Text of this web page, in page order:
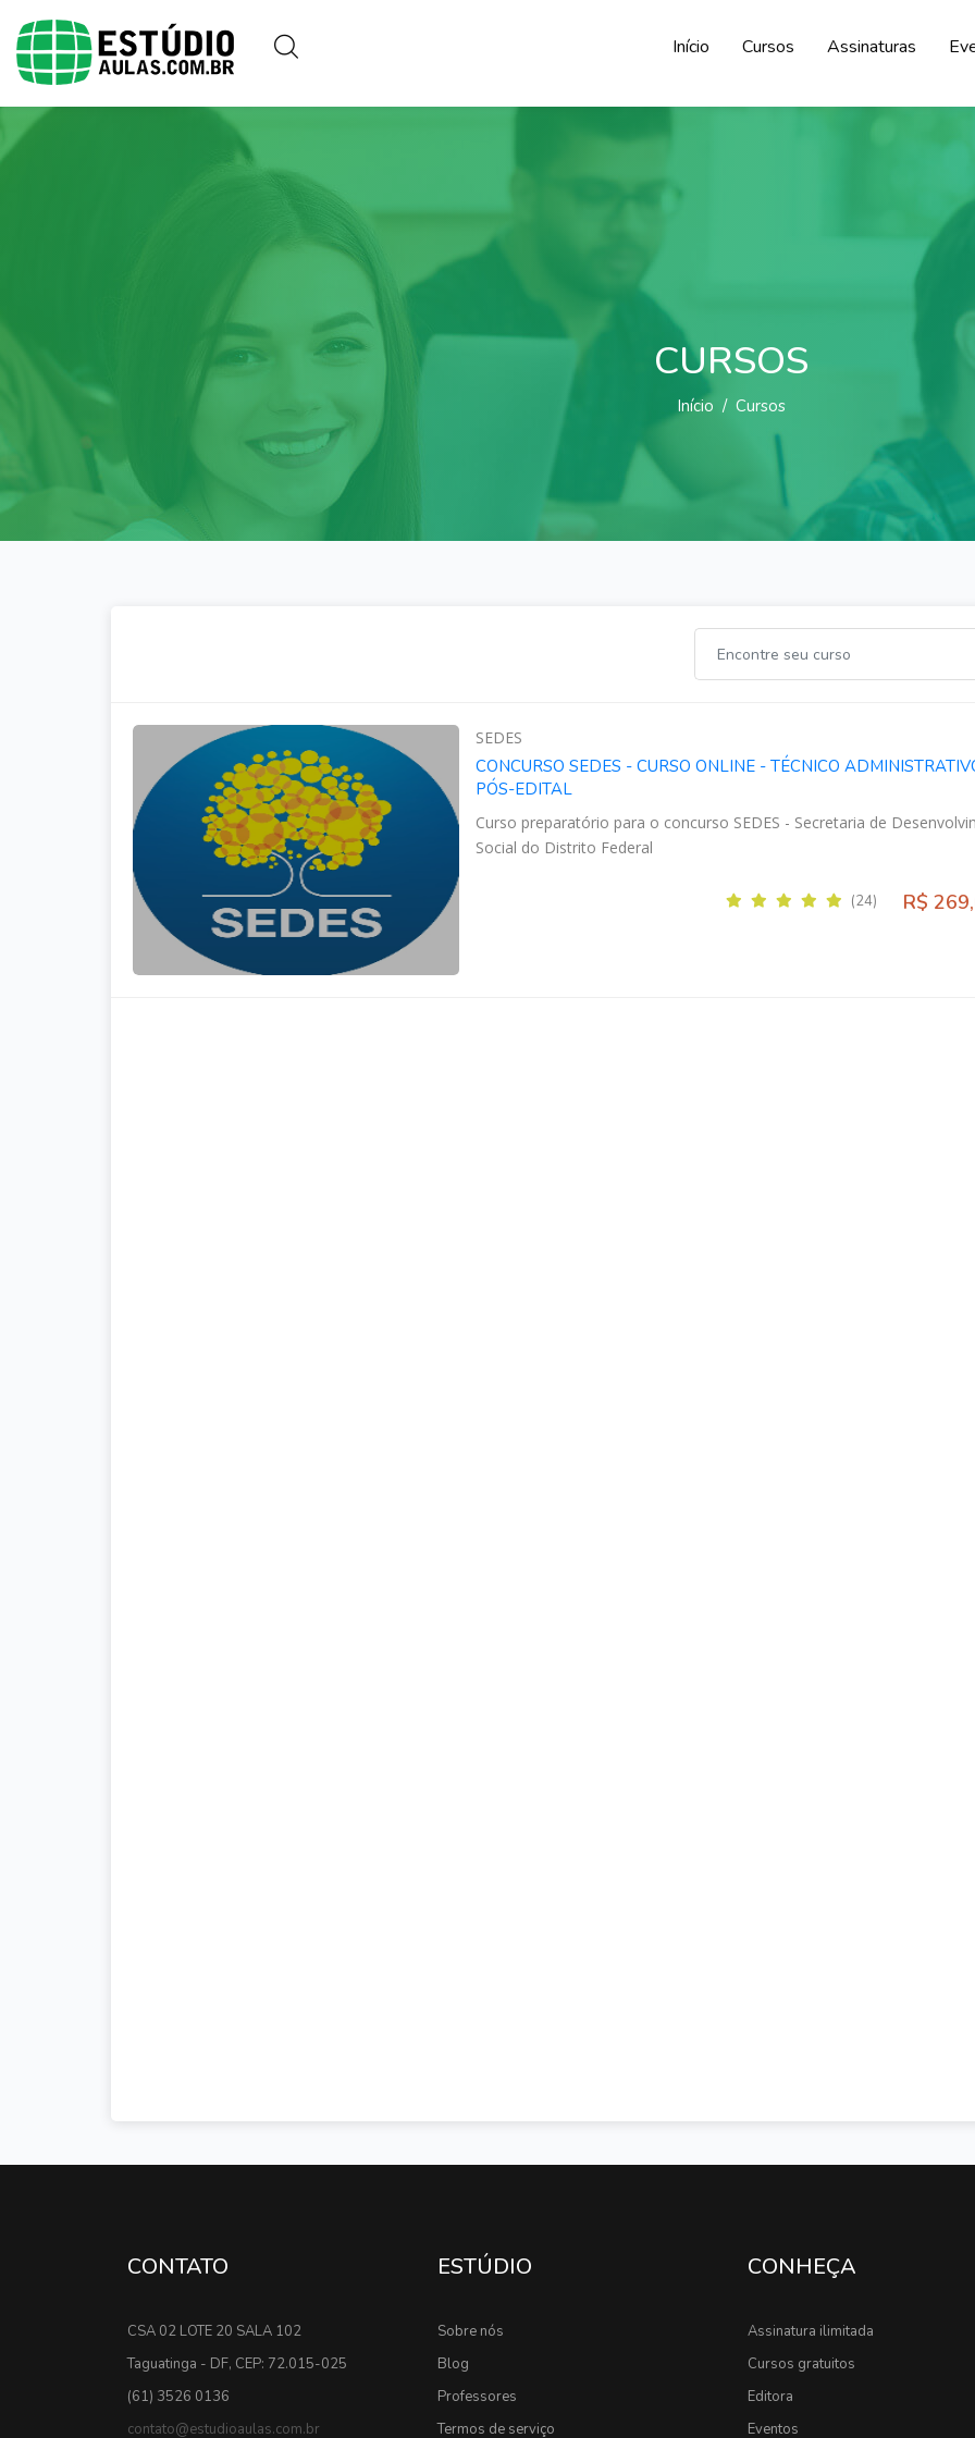
Assinaturas
Cursos
Início
CURSOS
Início Cursos
SEDES
CONCURSO SEDES - CURSO ONLINE - TÉCNICO
PÓS-EDITAL
Curso preparatório para o concurso SEDES - Secretaria de
Social do Distrito Federal
R$
(24)
CONTATO
CSA 02 LOTE 20 SALA 102
Taguatinga - DF, CEP: 72.015-025
(61) 3526 0136
contato@estudioaulas.com.br
ESTÚDIO
Sobre nós
Blog
Professores
Termos de serviço
CONHEÇA
Assinatura ilimitada
Cursos gratuitos
Editora
Eventos